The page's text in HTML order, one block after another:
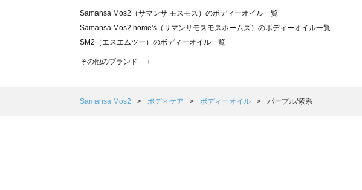
Samansa Mos2（サマンサ モスモス）のボディーオイル一覧
Samansa Mos2 home's（サマンサモスモスホームズ）のボディーオイル一覧
SM2（エスエムツー）のボディーオイル一覧
TSUHARU by Samansa Mos2（ツハルバイサマンサモスモス）のボディーオイル一覧
Samansa Mos2 Lagom（サマンサモスモス ラーゴム）のボディーオイル一覧
その他のブランド ＋
Samansa Mos2 ボディケア ボディーオイル パープル/紫系